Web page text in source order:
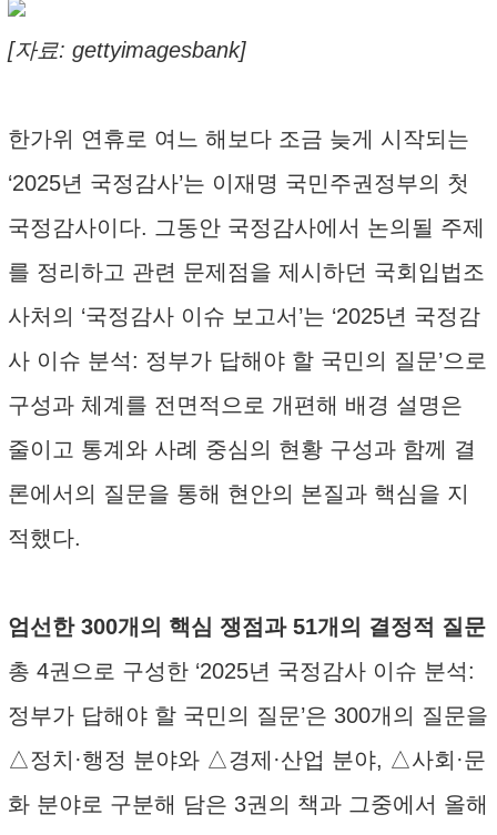
[자료: gettyimagesbank]
한가위 연휴로 여느 해보다 조금 늦게 시작되는
‘2025년 국정감사’는 이재명 국민주권정부의 첫
국정감사이다. 그동안 국정감사에서 논의될 주제
를 정리하고 관련 문제점을 제시하던 국회입법조
사처의 ‘국정감사 이슈 보고서’는 ‘2025년 국정감
사 이슈 분석: 정부가 답해야 할 국민의 질문’으로
구성과 체계를 전면적으로 개편해 배경 설명은
줄이고 통계와 사례 중심의 현황 구성과 함께 결
론에서의 질문을 통해 현안의 본질과 핵심을 지
적했다.
엄선한 300개의 핵심 쟁점과 51개의 결정적 질문
총 4권으로 구성한 ‘2025년 국정감사 이슈 분석:
정부가 답해야 할 국민의 질문’은 300개의 질문을
△정치·행정 분야와 △경제·산업 분야, △사회·문
화 분야로 구분해 담은 3권의 책과 그중에서 올해